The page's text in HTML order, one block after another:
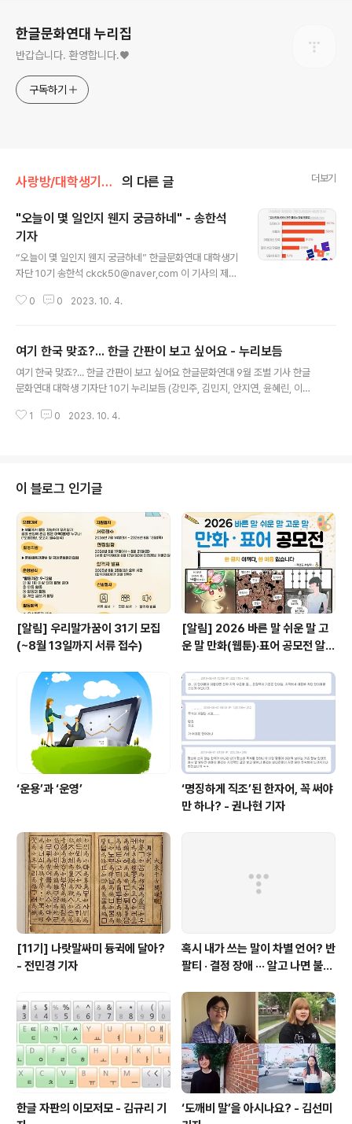
한글문화연대 누리집
반갑습니다. 환영합니다.♥
구독하기
사랑방/대학생기자단 의 다른 글 더보기
"오늘이 몇 일인지 웬지 궁금하네" - 송한석
기자
“오늘이 몇 일인지 웬지 궁금하네” 한글문화연대 대학생기
자단 10기 송한석 ckck50@naver,com 이 기사의 제목
다는 느낌이 든다. ‘몇 일’은 ‘며칠’로 ‘웬지’는 ‘왠지’로 바꿔
로 ‘사흘’, ‘나흘’에 있는 것과 같은 ‘을’이 쓰였다. 마찬가지
로 ‘웬지’도 없는 표현이다. ‘왠지’는 ‘왜인지’의 줄임말로 왜
그런지 모르게, 뚜렷한 이유도 없이를 뜻하는 부사이다.
며준다. ‘웬일’, ‘웬만하면’ 등 대부분 ‘웬’을 사용한다. 쉽게
0 0 2023. 10. 4.
여기 한국 맞죠?... 한글 간판이 보고 싶어요 - 누리보듬
여기 한국 맞죠?... 한글 간판이 보고 싶어요 한글문화연대 9월 조별 기사 한글
문화연대 대학생 기자단 10기 누리보듬 (강민주, 김민지, 안지연, 윤혜린, 이성
하나하나 가리키며 가게 간판 이름을 천천히 읽어 내려간다. 엠지세대 트렌드를
느 나라 말인지 도통 알 수 없다. 고개를 돌리면 보이는 간판 대부분이 로마자로
표기하거나, 외국어 발음을 그대로 적었다. 60을 바라보는..
1 0 2023. 10. 4.
이 블로그 인기글
[알림] 우리말가꿈이 31기 모집
(~8월 13일까지 서류 접수)
[알림] 2026 바른 말 쉬운 말 고
운 말 만화(웹툰)·표어 공모전 알림
‘운용’과 ‘운영’
‘명징하게 직조’된 한자어, 꼭 써야
만 하나? - 권나현 기자
[11기] 나랏말싸미 듕귁에 달아?
- 전민경 기자
혹시 내가 쓰는 말이 차별 언어? 반
팔티 · 결정 장애 ··· 알고 나면 불편
한글 자판의 이모저모 - 김규리 기
‘도깨비 말’을 아시나요? - 김선미